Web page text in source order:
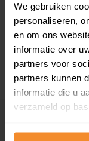
We gebruiken
personaliseren,
en om ons
informatie over
partners voor
partners kunnen
informatie die u
verzameld op
1946 -
1981 -
2008 of